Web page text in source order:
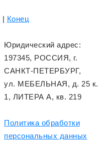
| Конец
Юридический адрес:
197345, РОССИЯ, г.
САНКТ-ПЕТЕРБУРГ,
ул. МЕБЕЛЬНАЯ, д. 25 к.
1, ЛИТЕРА А, кв. 219
Политика обработки
персональных данных